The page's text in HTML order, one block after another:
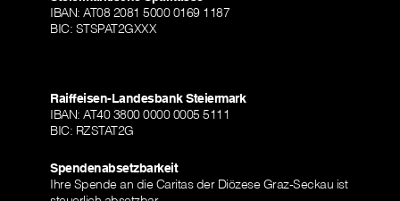
IBAN: AT08 2081 5000 0169 1187
BIC: STSPAT2GXXX
Raiffeisen-Landesbank Steiermark
IBAN: AT40 3800 0000 0005 5111
BIC: RZSTAT2G
Spendenabsetzbarkeit
Ihre Spende an die Caritas der Diözese Graz-Seckau ist